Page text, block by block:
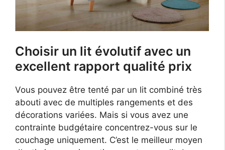
Choisir un lit évolutif avec un
excellent rapport qualité prix
Vous pouvez être tenté par un lit combiné très
abouti avec de multiples rangements et des
décorations variées. Mais si vous avez une
contrainte budgétaire concentrez-vous sur le
couchage uniquement. C’est le meilleur moyen